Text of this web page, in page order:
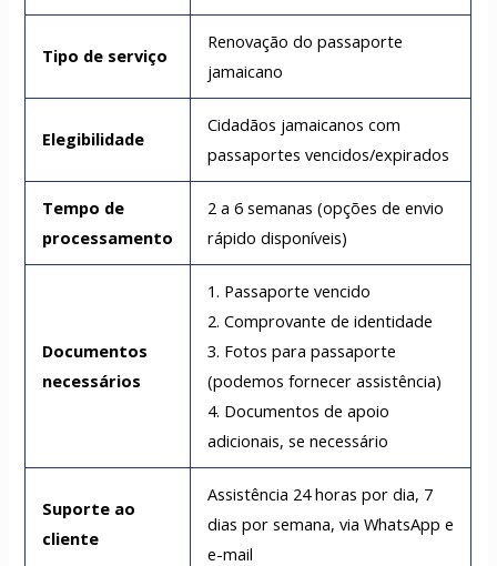
Tipo de serviço
Renovação do passaporte
jamaicano
Elegibilidade
Cidadãos jamaicanos com
passaportes vencidos/expirados
Tempo de
processamento
2 a 6 semanas (opções de envio
rápido disponíveis)
Documentos
necessários
1. Passaporte vencido
2. Comprovante de identidade
3. Fotos para passaporte
(podemos fornecer assistência)
4. Documentos de apoio
adicionais, se necessário
Suporte ao
cliente
Assistência 24 horas por dia, 7
dias por semana, via WhatsApp e
e-mail